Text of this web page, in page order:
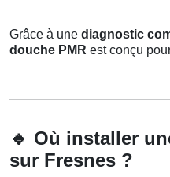
Grâce à une diagnostic
douche PMR est conçu
🔹 Où installer
sur Fresnes ?